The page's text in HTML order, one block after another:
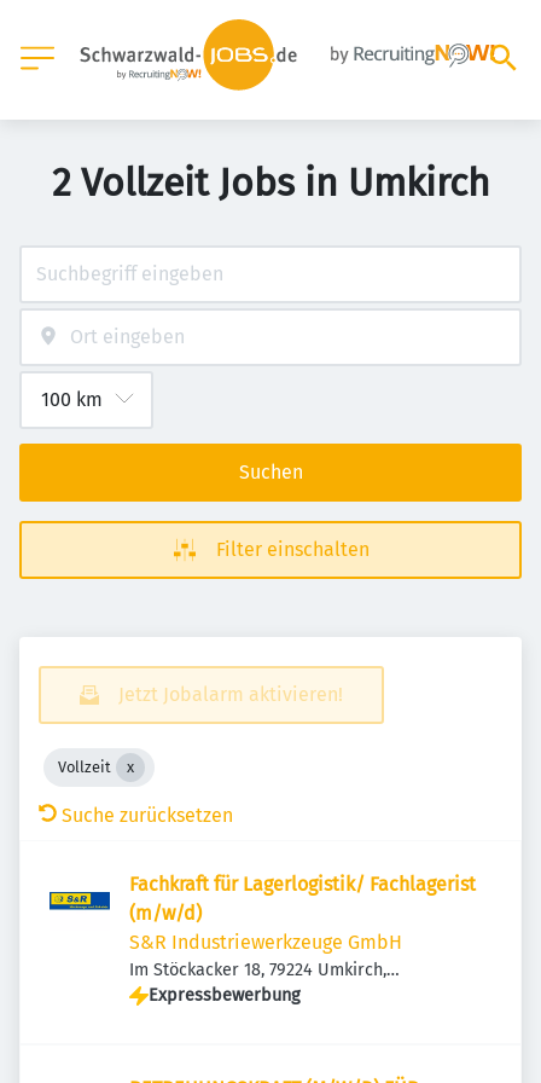
2 Vollzeit Jobs in Umkirch
Suchen
Filter einschalten
Jetzt Jobalarm aktivieren!
Vollzeit
Suche zurücksetzen
Fachkraft für Lagerlogistik/ Fachlagerist
(m/w/d)
S&R Industriewerkzeuge GmbH
Im Stöckacker 18, 79224 Umkirch,
Deutschland
Expressbewerbung